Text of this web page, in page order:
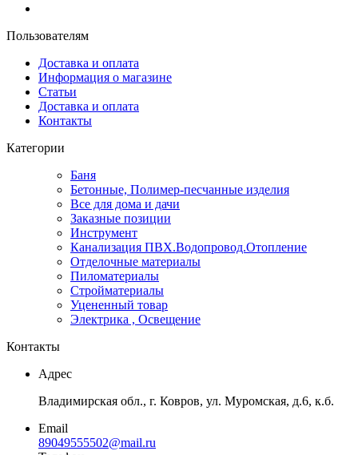
Пользователям
Доставка и оплата
Информация о магазине
Статьи
Доставка и оплата
Контакты
Категории
Баня
Бетонные, Полимер-песчанные изделия
Все для дома и дачи
Заказные позиции
Инструмент
Канализация ПВХ.Водопровод.Отопление
Отделочные материалы
Пиломатериалы
Стройматериалы
Уцененный товар
Электрика , Освещение
Контакты
Адрес
Владимирская обл., г. Ковров, ул. Муромская, д.6, к.б.
Email
89049555502@mail.ru